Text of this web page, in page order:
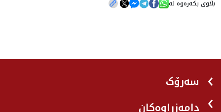
بڵاوی بکەرەوە لە
سەرۆک
دامەزراوەکان